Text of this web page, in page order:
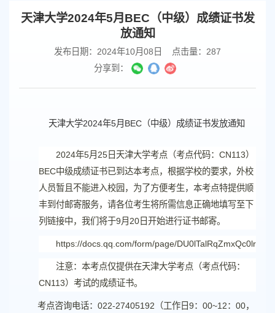
天津大学2024年5月BEC（中级）成绩证书发
放通知
发布日期：2024年10月08日 点击量： 287
分享到：
天津大学2024年5月BEC（中级）成绩证书发放通知
2024年5月25日天津大学考点（考点代码： CN113）
BEC中级成绩证书已到达本考点，根据学校的要求，外校
人员暂且不能进入校园，为了方便考生，本考点特提供顺
丰到付邮寄服务，请各位考生将所需信息正确地填写至下
列链接中，我们将于9月20日开始进行证书邮寄。
https://docs.qq.com/form/page/DU0lTalRqZmxQc0lr
注意： 本考点仅提供在天津大学考点（考点代码：
CN113）考试的成绩证书。
考点咨询电话： 022-27405192 （工作日9： 00~12： 00，